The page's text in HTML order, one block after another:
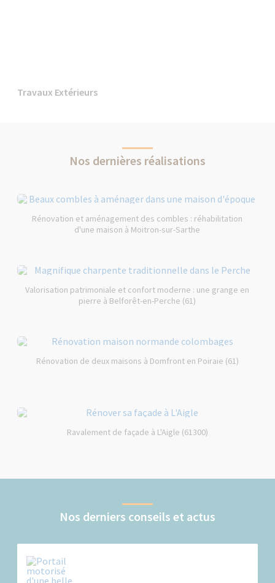
Travaux Extérieurs
Nos dernières réalisations
Rénovation et aménagement des combles : réhabilitation
d'une maison à Moitron-sur-Sarthe
Valorisation patrimoniale et confort moderne : une grange en
pierre à Belforêt-en-Perche (61)
Rénovation de deux maisons à Domfront en Poiraie (61)
Ravalement de façade à L'Aigle (61300)
Nos derniers conseils et actus